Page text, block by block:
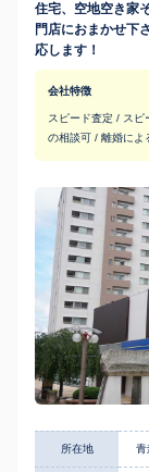
住宅、空地空き家
門店におまかせ下
応します！
会社特徴
スピード査定 / スピ
の相談可 / 離婚によ
所在地 青